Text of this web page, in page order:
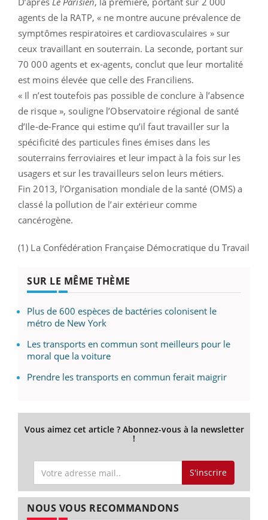
agents de la RATP, « ne montre aucune prévalence de
symptômes respiratoires et cardiovasculaires » sur
ceux travaillant en souterrain. La seconde, portant sur
70 000 agents et ex-agents, conclut que leur mortalité
est moins élevée que celle des Franciliens.
« Il n’est toutefois pas possible de conclure à l’absence
de risque », souligne l’Observatoire régional de santé
d’Ile-de-France qui estime qu’il faut travailler sur la
spécificité des particules fines émises dans les
souterrains ferroviaires et leur impact à la fois sur les
usagers et sur les travailleurs selon leurs métiers.
Fin 2013, l’Organisation mondiale de la santé (OMS) a
classé la pollution de l’air extérieur comme
cancérogène.
(1) La Confédération Française Démocratique du Travail
SUR LE MÊME THÈME
Plus de 600 espèces de bactéries colonisent le
métro de New York
Les transports en commun sont meilleurs pour le
moral que la voiture
Prendre les transports en commun ferait maigrir
Vous aimez cet article ? Abonnez-vous à la newsletter
!
S'inscrire
NOUS VOUS RECOMMANDONS